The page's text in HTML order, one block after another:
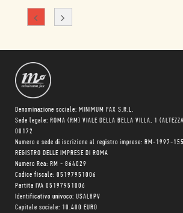
Denominazione sociale: MINIMUM FAX S.R.L.
Sede legale: ROMA (RM) VIALE DELLA BELLA VILLA, 1
00172
Numero e sede di iscrizione al registro imprese: RM-1997-
REGISTRO DELLE IMPRESE DI ROMA
Numero Rea: RM - 864029
Codice fiscale: 05197951006
Partita IVA 05197951006
Identificativo univoco: USAL8PV
Capitale sociale: 10.400 EURO